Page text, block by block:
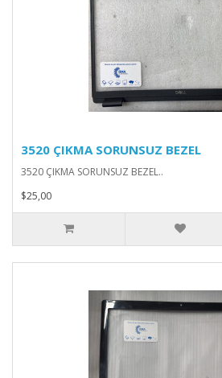
3520 ÇIKMA SORUNSUZ BEZEL
3520 ÇIKMA SORUNSUZ BEZEL..
$25,00